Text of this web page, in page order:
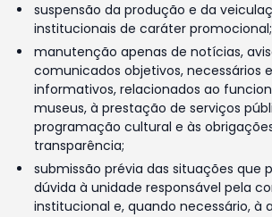
suspensão da produção e da
institucionais de caráter promocional;
manutenção apenas de notícias,
comunicados objetivos, necessários
informativos, relacionados ao
museus, à prestação de serviços
programação cultural e às
transparência;
submissão prévia das situações que
dúvida à unidade responsável pela
institucional e, quando necessário, à